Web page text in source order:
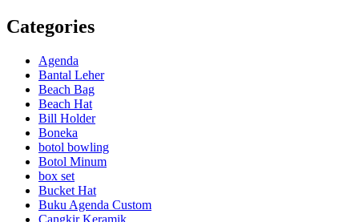
Categories
Agenda
Bantal Leher
Beach Bag
Beach Hat
Bill Holder
Boneka
botol bowling
Botol Minum
box set
Bucket Hat
Buku Agenda Custom
Cangkir Keramik